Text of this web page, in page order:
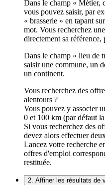
Dans le champ « Métier,
vous pouvez saisir, par
« brasserie » en tapant
mot. Vous recherchez
directement sa
Dans le champ « lieu de
saisir une commune, un
un continent.
Vous recherchez des
alentours ?
Vous pouvez y associer
0 et 100 km (par défaut
Si vous recherchez des
devez alors effectuer
Lancez votre recherche
offres d'emploi
restituée.
2. Affiner les résultats de